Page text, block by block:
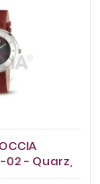
02 - Quarz,